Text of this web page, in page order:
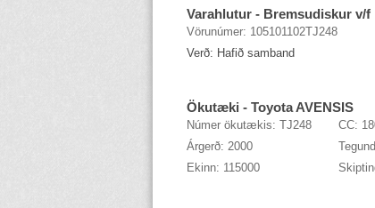
Varahlutur - Bremsudiskur v/f
Vörunúmer: 105101102TJ248
Verð: Hafið samband
Ökutæki - Toyota AVENSIS
Númer ökutækis: TJ248
CC:
Árgerð: 2000
Ekinn: 115000